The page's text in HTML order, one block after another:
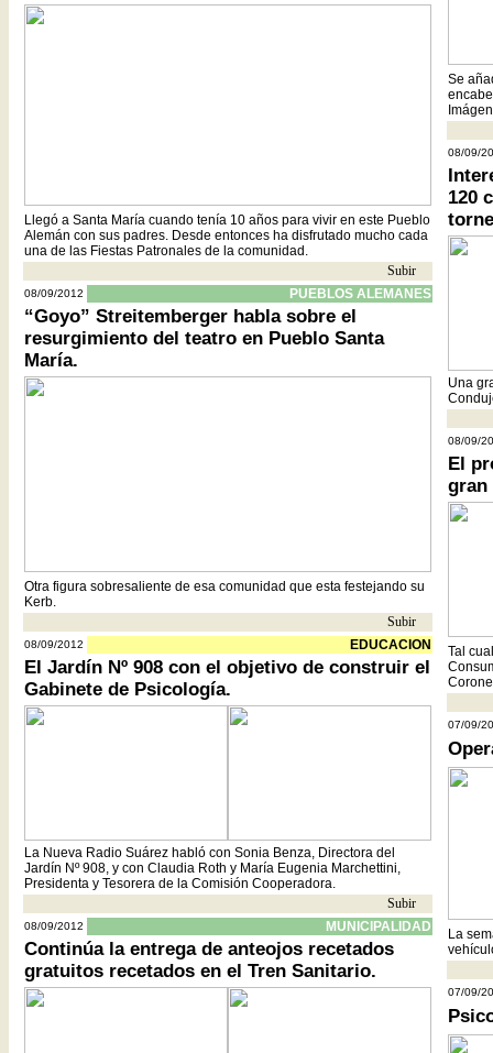
Llegó a Santa María cuando tenía 10 años para vivir en este Pueblo
Alemán con sus padres. Desde entonces ha disfrutado mucho cada
una de las Fiestas Patronales de la comunidad.
Subir
08/09/2012 PUEBLOS ALEMANES
“Goyo” Streitemberger habla sobre el
resurgimiento del teatro en Pueblo Santa
María.
Otra figura sobresaliente de esa comunidad que esta festejando su
Kerb.
Subir
08/09/2012 EDUCACION
El Jardín Nº 908 con el objetivo de construir el
Gabinete de Psicología.
La Nueva Radio Suárez habló con Sonia Benza, Directora del
Jardín Nº 908, y con Claudia Roth y María Eugenia Marchettini,
Presidenta y Tesorera de la Comisión Cooperadora.
Subir
08/09/2012 MUNICIPALIDAD
Continúa la entrega de anteojos recetados
gratuitos recetados en el Tren Sanitario.
Se
08/09/
120
Una
08/09/
El
gran
Tal
07/09/
La
07/09/